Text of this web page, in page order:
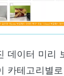
데이터 미리
카테고리별